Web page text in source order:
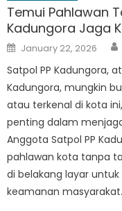
Temui Pahlawan
Kadungora Jaga
Posted
on
January 22, 2026
Satpol PP Kadungora,
Kadungora, mungkin
atau terkenal di kota
penting dalam
Anggota Satpol PP
pahlawan kota tanpa
di belakang layar
keamanan